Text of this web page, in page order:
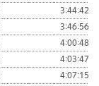
3:44:42
3:46:56
4:00:48
4:03:47
4:07:15